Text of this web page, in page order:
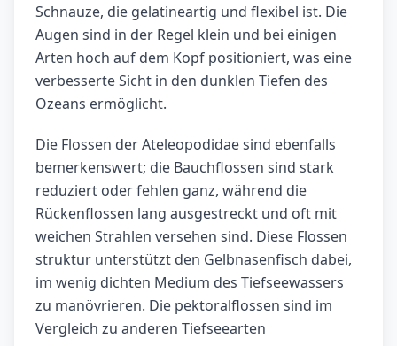
Schnauze, die gelatineartig und flexibel ist. Die
Augen sind in der Regel klein und bei einigen
Arten hoch auf dem Kopf positioniert, was eine
verbesserte Sicht in den dunklen Tiefen des
Ozeans ermöglicht.
Die Flossen der Ateleopodidae sind ebenfalls
bemerkenswert; die Bauchflossen sind stark
reduziert oder fehlen ganz, während die
Rückenflossen lang ausgestreckt und oft mit
weichen Strahlen versehen sind. Diese Flossen
struktur unterstützt den Gelbnasenfisch dabei,
im wenig dichten Medium des Tiefseewassers
zu manövrieren. Die pektoralflossen sind im
Vergleich zu anderen Tiefseearten